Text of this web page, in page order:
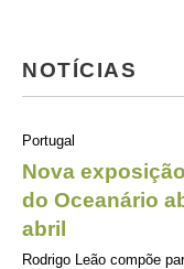
NOTÍCIAS
Portugal
Nova
do Oceanário
abril
Rodrigo Leão compõe